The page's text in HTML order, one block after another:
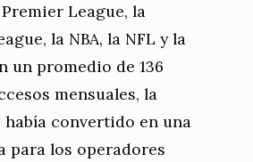
League, la
la NBA, la NFL y la
un promedio de 136
mensuales, la
convertido en una
para los operadores